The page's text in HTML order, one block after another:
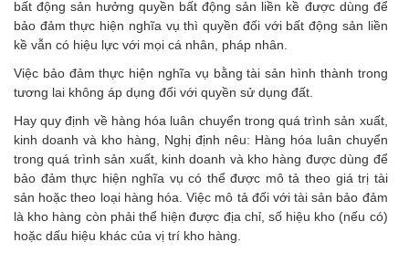
bất động sản hưởng quyền bất động sản liền kề được dùng để
bảo đảm thực hiện nghĩa vụ thì quyền đối với bất động sản liền
kề vẫn có hiệu lực với mọi cá nhân, pháp nhân.
Việc bảo đảm thực hiện nghĩa vụ bằng tài sản hình thành trong
tương lai không áp dụng đối với quyền sử dụng đất.
Hay quy định về hàng hóa luân chuyển trong quá trình sản xuất,
kinh doanh và kho hàng, Nghị định nêu: Hàng hóa luân chuyển
trong quá trình sản xuất, kinh doanh và kho hàng được dùng để
bảo đảm thực hiện nghĩa vụ có thể được mô tả theo giá trị tài
sản hoặc theo loại hàng hóa. Việc mô tả đối với tài sản bảo đảm
là kho hàng còn phải thể hiện được địa chỉ, số hiệu kho (nếu có)
hoặc dấu hiệu khác của vị trí kho hàng.